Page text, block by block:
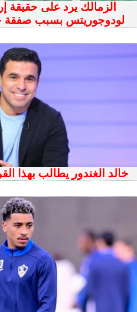
الزمالك يرد على حقيقة
لودوجوريتس بسبب صفقة
خالد الغندور يطالب بهذا